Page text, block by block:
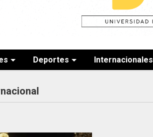
Deportes Internacionales